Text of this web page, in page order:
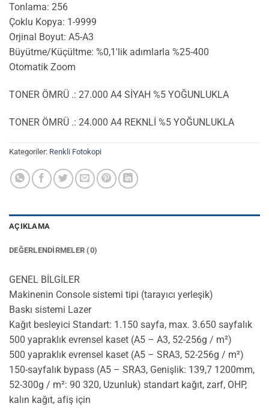
Tonlama: 256
Çoklu Kopya: 1-9999
Orjinal Boyut: A5-A3
Büyütme/Küçültme: %0,1′lik adımlarla %25-400
Otomatik Zoom
TONER ÖMRÜ .: 27.000 A4 SİYAH %5 YOĞUNLUKLA
TONER ÖMRÜ .: 24.000 A4 REKNLİ %5 YOĞUNLUKLA
Kategoriler: Renkli Fotokopi
AÇIKLAMA
DEĞERLENDIRMELER (0)
GENEL BİLGİLER
Makinenin Console sistemi tipi (tarayıcı yerleşik)
Baskı sistemi Lazer
Kağıt besleyici Standart: 1.150 sayfa, max. 3.650 sayfalık
500 yapraklık evrensel kaset (A5 – A3, 52-256g / m²)
500 yapraklık evrensel kaset (A5 – SRA3, 52-256g / m²)
150-sayfalık bypass (A5 – SRA3, Genişlik: 139,7 1200mm,
52-300g / m²: 90 320, Uzunluk) standart kağıt, zarf, OHP,
kalın kağıt, afiş için